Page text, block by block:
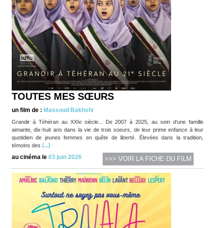
TOUTES MES SŒURS
un film de : Massoud Bakhshi
Grandir à Téhéran au XXIe siècle... De 2007 à 2025, au sein d'une famille
aimante, dix-huit ans dans la vie de trois soeurs, de leur prime enfance à leur
quotidien de jeunes femmes en quête de liberté. Élevées dans la tradition,
témoins des (...)
au cinéma le 03 juin 2026 >>> VOIR LA FICHE DU FILM